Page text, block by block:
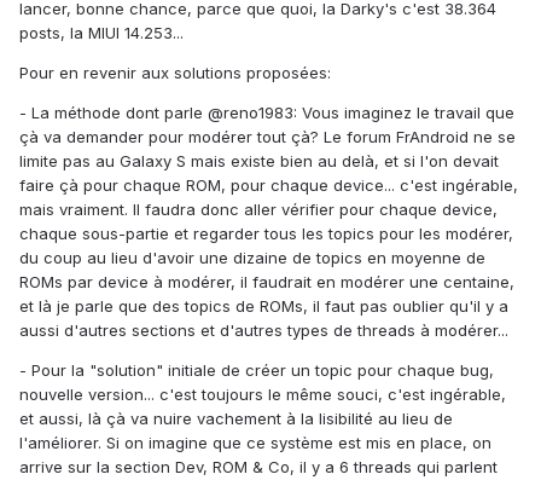
lancer, bonne chance, parce que quoi, la Darky's c'est 38.364
posts, la MIUI 14.253...
Pour en revenir aux solutions proposées:
- La méthode dont parle @reno1983: Vous imaginez le travail que
çà va demander pour modérer tout çà? Le forum FrAndroid ne se
limite pas au Galaxy S mais existe bien au delà, et si l'on devait
faire çà pour chaque ROM, pour chaque device... c'est ingérable,
mais vraiment. Il faudra donc aller vérifier pour chaque device,
chaque sous-partie et regarder tous les topics pour les modérer,
du coup au lieu d'avoir une dizaine de topics en moyenne de
ROMs par device à modérer, il faudrait en modérer une centaine,
et là je parle que des topics de ROMs, il faut pas oublier qu'il y a
aussi d'autres sections et d'autres types de threads à modérer...
- Pour la "solution" initiale de créer un topic pour chaque bug,
nouvelle version... c'est toujours le même souci, c'est ingérable,
et aussi, là çà va nuire vachement à la lisibilité au lieu de
l'améliorer. Si on imagine que ce système est mis en place, on
arrive sur la section Dev, ROM & Co, il y a 6 threads qui parlent